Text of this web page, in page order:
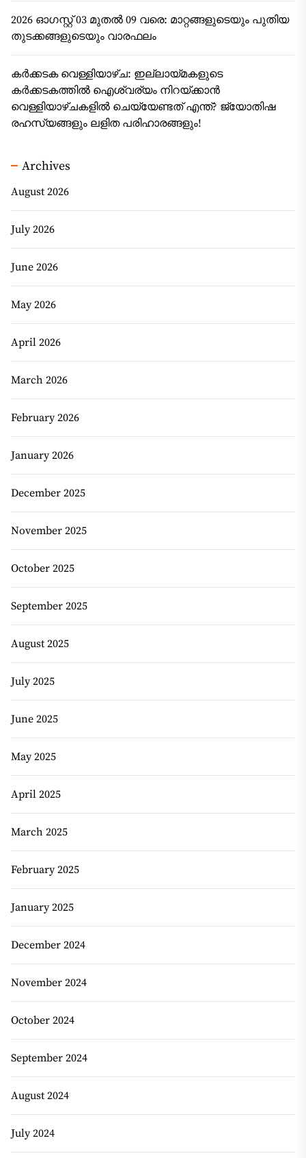
2026 ഓഗസ്റ്റ് 03 മുതൽ 09 വരെ: മാറ്റങ്ങളുടെയും പുതിയ
തുടക്കങ്ങളുടെയും വാരഫലം
കർക്കടക വെള്ളിയാഴ്ച: ഇല്ലായ്മകളുടെ
കർക്കടകത്തിൽ ഐശ്വര്യം നിറയ്ക്കാൻ
വെള്ളിയാഴ്ചകളിൽ ചെയ്യേണ്ടത് എന്ത്? ജ്യോതിഷ
രഹസ്യങ്ങളും ലളിത പരിഹാരങ്ങളും!
Archives
August 2026
July 2026
June 2026
May 2026
April 2026
March 2026
February 2026
January 2026
December 2025
November 2025
October 2025
September 2025
August 2025
July 2025
June 2025
May 2025
April 2025
March 2025
February 2025
January 2025
December 2024
November 2024
October 2024
September 2024
August 2024
July 2024